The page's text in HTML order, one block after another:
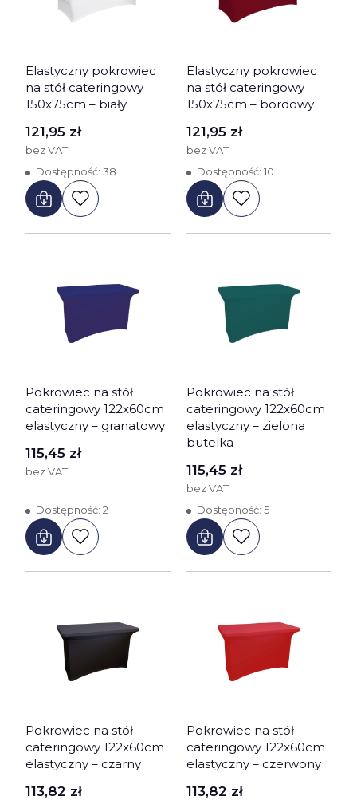
Elastyczny pokrowiec
na stół cateringowy
150x75cm – biały
Cena
121,95 zł
bez VAT
Dostępność: 38
Elastyczny pokrowiec
na stół cateringowy
150x75cm – bordowy
Cena
121,95 zł
bez VAT
Dostępność: 10
Pokrowiec na stół
cateringowy 122x60cm
elastyczny – granatowy
Cena
115,45 zł
bez VAT
Dostępność: 2
Pokrowiec na stół
cateringowy 122x60cm
elastyczny – zielona
butelka
Cena
115,45 zł
bez VAT
Dostępność: 5
Pokrowiec na stół
cateringowy 122x60cm
elastyczny – czarny
Cena
113,82 zł
Pokrowiec na stół
cateringowy 122x60cm
elastyczny – czerwony
Cena
113,82 zł